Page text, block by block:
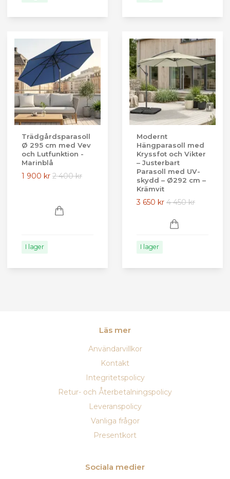
Trädgårdsparasoll
Ø 295 cm med Vev
och Lutfunktion -
Marinblå
1 900 kr 2 400 kr
I lager
Modernt
Hängparasoll med
Kryssfot och Vikter
– Justerbart
Parasoll med UV-
skydd – Ø292 cm –
Krämvit
3 650 kr 4 450 kr
I lager
Läs mer
Användarvillkor
Kontakt
Integritetspolicy
Retur- och Återbetalningspolicy
Leveranspolicy
Vanliga frågor
Presentkort
Sociala medier